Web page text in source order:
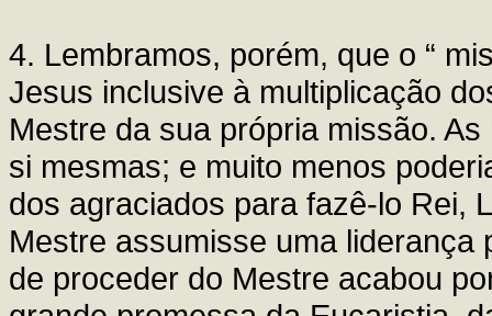
4. Lembramos, porém, que o “
Jesus inclusive à multiplicação
Mestre da sua própria missão.
si mesmas; e muito menos
dos agraciados para fazê-lo Rei,
Mestre assumisse uma
de proceder do Mestre acabou